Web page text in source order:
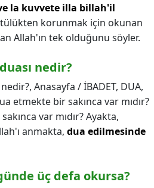
la kuvvete illa billah'il
korunmak için okunan
Allah'ın tek olduğunu söyler.
nedir?
Anasayfa / İBADET, DUA,
etmekte bir sakınca var mıdır?
var mıdır? Ayakta,
anmakta, dua edilmesinde
üç defa okursa?